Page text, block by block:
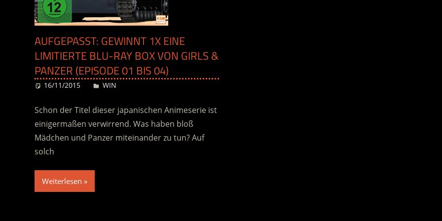
AUFGEPASST: GEWINNT 1X EINE
LIMITIERTE BLU-RAY BOX VON GIRLS &
PANZER (EPISODE 01 BIS 04)
16/11/2015 Desiree
WIN
Schon der Titel dieser japanischen Animeserie ist
einigermaßen verwirrend. Was haben bloß
Mädchen und Panzer miteinander zu tun? Auf
solch
Weiterlesen